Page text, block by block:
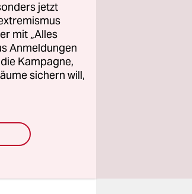
jetzt
mit „Alles
Anmeldungen
Kampagne,
sichern will,